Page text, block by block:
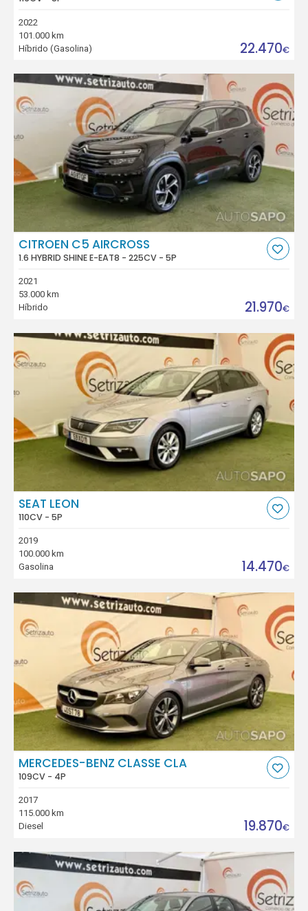
2022
101.000 km
Híbrido (Gasolina)
22.470€
CITROEN C5 AIRCROSS
1.6 HYBRID SHINE E-EAT8 - 225CV - 5P
2021
53.000 km
Híbrido
21.970€
SEAT LEON
110CV - 5P
2019
100.000 km
Gasolina
14.470€
MERCEDES-BENZ CLASSE CLA
109CV - 4P
2017
115.000 km
Diesel
19.870€